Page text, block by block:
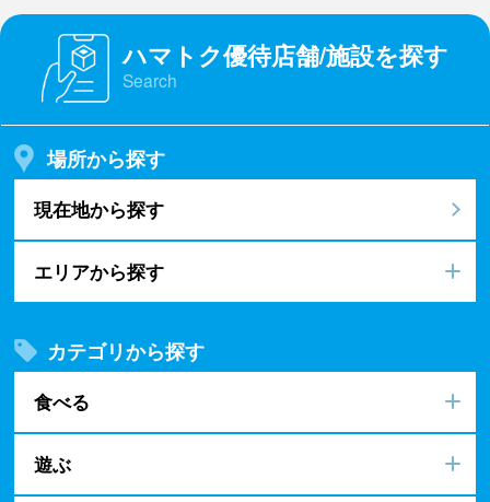
ハマトク優待店舗/施設を探す
Search
場所から探す
現在地から探す
エリアから探す
カテゴリから探す
食べる
遊ぶ